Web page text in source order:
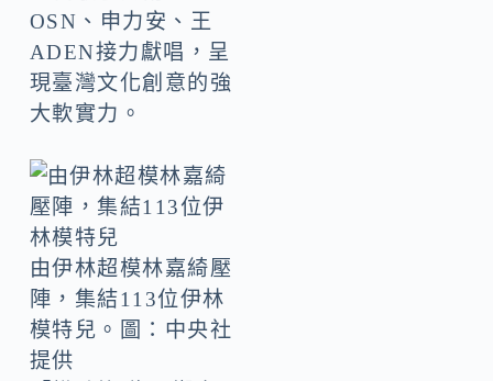
OSN、申力安、王
ADEN接力獻唱，呈
現臺灣文化創意的強
大軟實力。
由伊林超模林嘉綺壓
陣，集結113位伊林
模特兒。圖：中央社
提供